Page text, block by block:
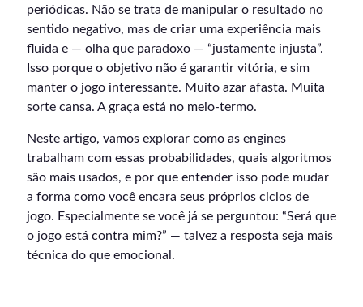
periódicas. Não se trata de manipular o resultado no
sentido negativo, mas de criar uma experiência mais
fluida e — olha que paradoxo — “justamente injusta”.
Isso porque o objetivo não é garantir vitória, e sim
manter o jogo interessante. Muito azar afasta. Muita
sorte cansa. A graça está no meio-termo.
Neste artigo, vamos explorar como as engines
trabalham com essas probabilidades, quais algoritmos
são mais usados, e por que entender isso pode mudar
a forma como você encara seus próprios ciclos de
jogo. Especialmente se você já se perguntou: “Será que
o jogo está contra mim?” — talvez a resposta seja mais
técnica do que emocional.